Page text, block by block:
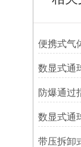
便携式气
防爆通过
带压拆卸